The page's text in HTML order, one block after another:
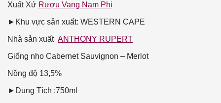
Xuất Xứ Rượu Vang Nam Phi
►Khu vực sản xuất: WESTERN CAPE
Nhà sản xuất ANTHONY RUPERT
Giống nho Cabernet Sauvignon – Merlot
Nồng độ 13,5%
►Dung Tích :750ml